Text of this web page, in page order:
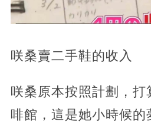
咲桑賣二手鞋的收入
咲桑原本按照計劃，打
啡館，這是她小時候的